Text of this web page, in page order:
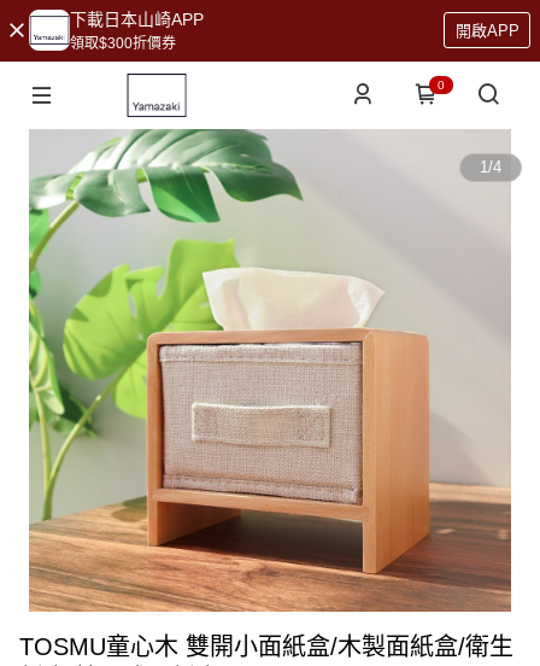
下載日本山崎APP
領取$300折價券
開啟APP
0
1/4
TOSMU童心木 雙開小面紙盒/木製面紙盒/衛生